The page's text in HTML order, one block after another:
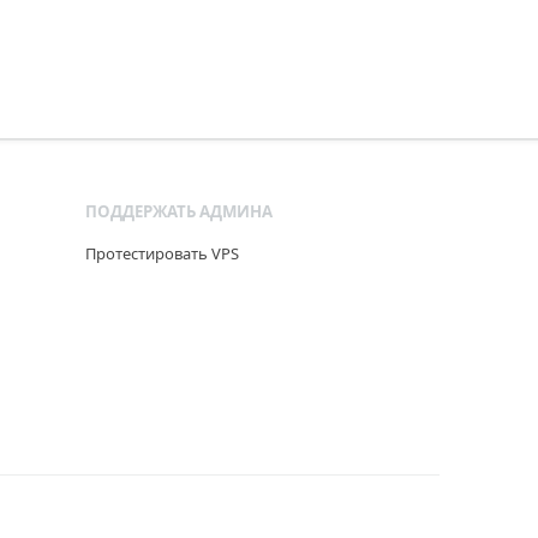
ПОДДЕРЖАТЬ АДМИНА
Протестировать VPS